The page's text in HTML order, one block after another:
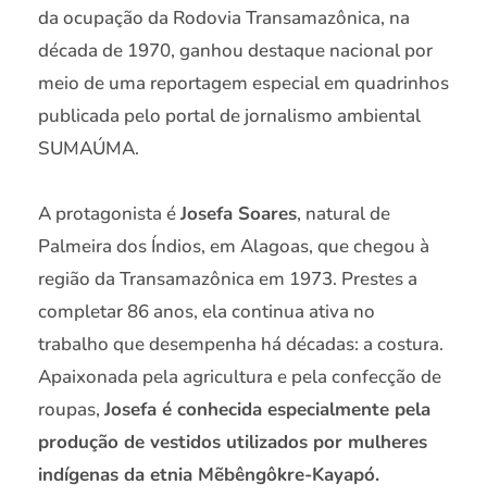
da ocupação da Rodovia Transamazônica, na
década de 1970, ganhou destaque nacional por
meio de uma reportagem especial em quadrinhos
publicada pelo portal de jornalismo ambiental
SUMAÚMA.
A protagonista éJosefa Soares, natural de
Palmeira dos Índios, em Alagoas, que chegou à
região da Transamazônica em 1973. Prestes a
completar 86 anos, ela continua ativa no
trabalho que desempenha há décadas: a costura.
Apaixonada pela agricultura e pela confecção de
roupas,Josefa é conhecida especialmente pela
produção de vestidos utilizados por mulheres
indígenas da etnia Mẽbêngôkre-Kayapó.